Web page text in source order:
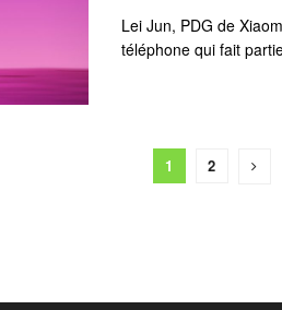
Lei Jun, PDG de
téléphone qui fait
1 2